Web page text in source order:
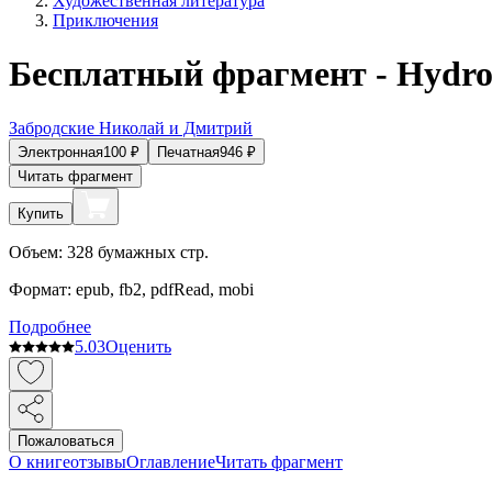
Приключения
Бесплатный фрагмент -
Забродские Николай и Дмитрий
Электронная100 ₽ Печатная946 ₽
Читать фрагмент
Купить
Объем: 328 бумажных стр.
Формат: epub, fb2, pdfRead, mobi
Подробнее
5.03Оценить
Пожаловаться
О книгеотзывыОглавлениеЧитать фрагмент